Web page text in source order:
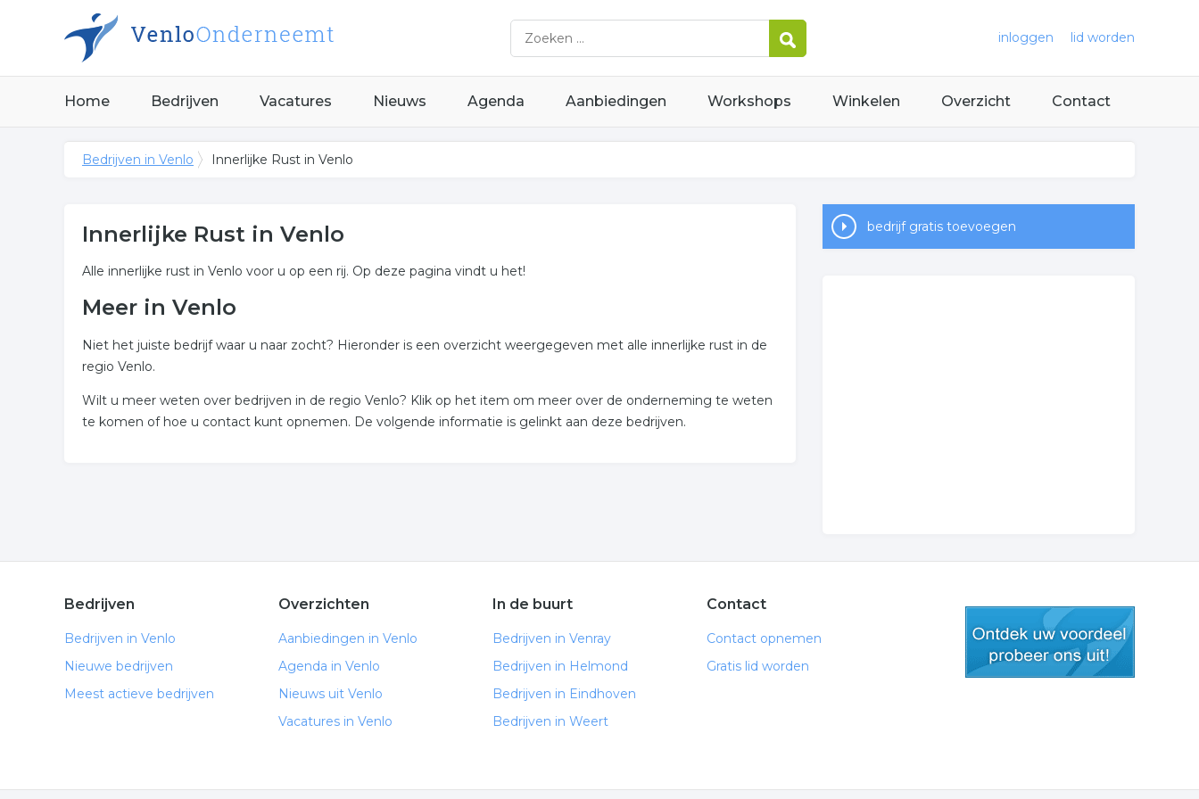
inloggen lid worden
Home Bedrijven Vacatures Nieuws Agenda Aanbiedingen Workshops Winkelen Overzicht Contact
Bedrijven in Venlo Innerlijke Rust in Venlo
Innerlijke Rust in Venlo
Alle innerlijke rust in Venlo voor u op een rij. Op deze pagina vindt u het!
Meer in Venlo
Niet het juiste bedrijf waar u naar zocht? Hieronder is een overzicht weergegeven met alle innerlijke rust in de
regio Venlo.
Wilt u meer weten over bedrijven in de regio Venlo? Klik op het item om meer over de onderneming te weten
te komen of hoe u contact kunt opnemen. De volgende informatie is gelinkt aan deze bedrijven.
bedrijf gratis toevoegen
Bedrijven
Bedrijven in Venlo
Nieuwe bedrijven
Meest actieve bedrijven
Overzichten
Aanbiedingen in Venlo
Agenda in Venlo
Nieuws uit Venlo
Vacatures in Venlo
In de buurt
Bedrijven in Venray
Bedrijven in Helmond
Bedrijven in Eindhoven
Bedrijven in Weert
Contact
Contact opnemen
Gratis lid worden